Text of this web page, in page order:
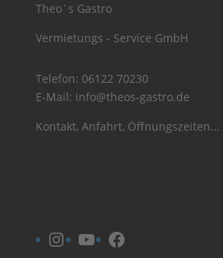
Theo´s Gastro
Vermietungs - Service GmbH
Telefon: 06122 70230
E-Mail: info@theos-gastro.de
Kontakt, Anfahrt, Öffnungszeiten...
Instagram
YouTubeFacebook